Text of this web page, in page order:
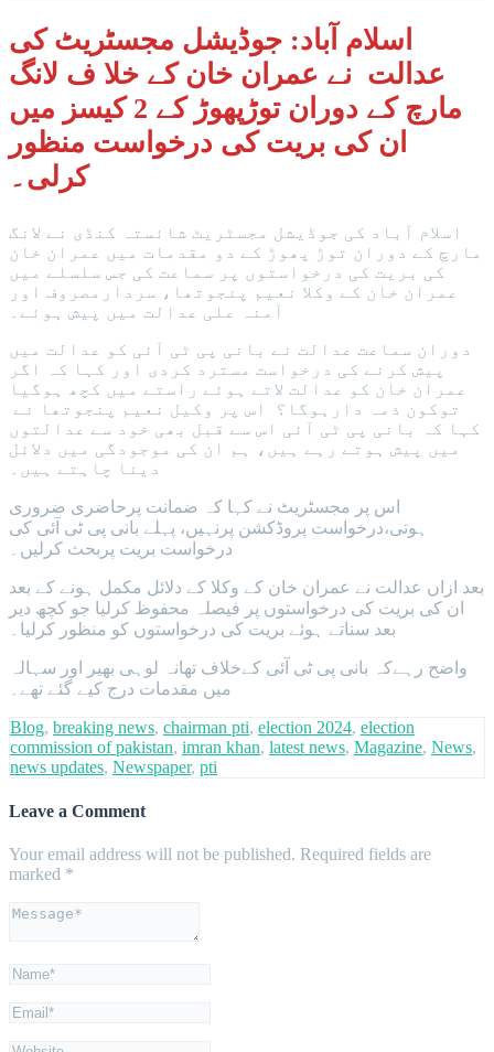
اسلام آباد: جوڈیشل مجسٹریٹ کی
عدالت نے عمران خان کے خلا ف لانگ
مارچ کے دوران توڑپھوڑ کے 2 کیسز میں
ان کی بریت کی درخواست منظور
کرلی۔
اسلام آباد کی جوڈیشل مجسٹریٹ شائستہ کنڈی نے لانگ
مارچ کے دوران توڑ پھوڑ کے دو مقدمات میں عمران خان
کی بریت کی درخواستوں پر سماعت کی جس سلسلے میں
عمران خان کے وکلا نعیم پنجوتھا، سردارمصروف اور
آمنہ علی عدالت میں پیش ہوئے۔
دوران سماعت عدالت نے بانی پی ٹی آئی کو عدالت میں
پیش کرنے کی درخواست مسترد کردی اور کہا کہ اگر
عمران خان کو عدالت لاتے ہوئے راستے میں کچھ ہوگیا
توکون ذمہ دارہوگا؟ اس پر وکیل نعیم پنجوتھا نے
کہا کہ بانی پی ٹی آئی اس سے قبل بھی خود سے عدالتوں
میں پیش ہوتے رہے ہیں، ہم ان کی موجودگی میں دلائل
دینا چاہتے ہیں۔
اس پر مجسٹریٹ نے کہا کہ ضمانت پرحاضری ضروری
ہوتی،درخواست پروڈکشن پرنہیں، پہلے بانی پی ٹی آئی کی
درخواست بریت پربحث کرلیں۔
بعد ازاں عدالت نے عمران خان کے وکلا کے دلائل مکمل ہونے کے بعد
ان کی بریت کی درخواستوں پر فیصلہ محفوظ کرلیا جو کچھ دیر
بعد سناتے ہوئے بریت کی درخواستوں کو منظور کرلیا۔
واضح رہےکہ بانی پی ٹی آئی کےخلاف تھانہ لوہی بھیر اور سہالہ
میں مقدمات درج کیے گئے تھے۔
Blog, breaking news, chairman pti, election 2024, election
commission of pakistan, imran khan, latest news, Magazine, News,
news updates, Newspaper, pti
Leave a Comment
Your email address will not be published. Required fields are
marked *